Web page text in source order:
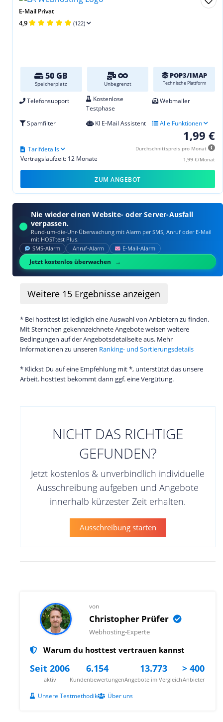
E-Mail Privat
4,9 (122)
50 GB
Speicherplatz Unbegrenzt
POP3/IMAP
Technische Plattform
Telefonsupport
Kostenlose
Testphase
Webmailer
Spamfilter KI E-Mail Assistent Alle Funktionen
1,99 €
Durchschnittspreis pro Monat
1,99 €/Monat
Vertragslaufzeit: 12 Monate
Tarifdetails
ZUM ANGEBOT
Nie wieder einen Website- oder Server-Ausfall
verpassen.
Rund-um-die-Uhr-Überwachung mit Alarm per SMS, Anruf oder E‑Mail
mit HOSTtest Plus.
SMS‑Alarm Anruf‑Alarm E‑Mail‑Alarm
Jetzt kostenlos überwachen
Weitere 15 Ergebnisse anzeigen
* Bei hosttest ist lediglich eine Auswahl von Anbietern zu finden.
Mit Sternchen gekennzeichnete Angebote weisen weitere
Bedingungen auf der Angebotsdetailseite aus. Mehr
Informationen zu unseren Ranking- und Sortierungsdetails
* Klickst Du auf eine Empfehlung mit *, unterstützt das unsere
Arbeit. hosttest bekommt dann ggf. eine Vergütung.
NICHT DAS RICHTIGE
GEFUNDEN?
Jetzt kostenlos & unverbindlich individuelle
Ausschreibung aufgeben und Angebote
innerhalb kürzester Zeit erhalten.
Ausschreibung starten
von
Christopher Prüfer
Webhosting-Experte
Warum du hosttest vertrauen kannst
Seit 2006
aktiv
6.154
Kundenbewertungen
13.773
Angebote im Vergleich
> 400
Anbieter
Unsere Testmethodik Über uns